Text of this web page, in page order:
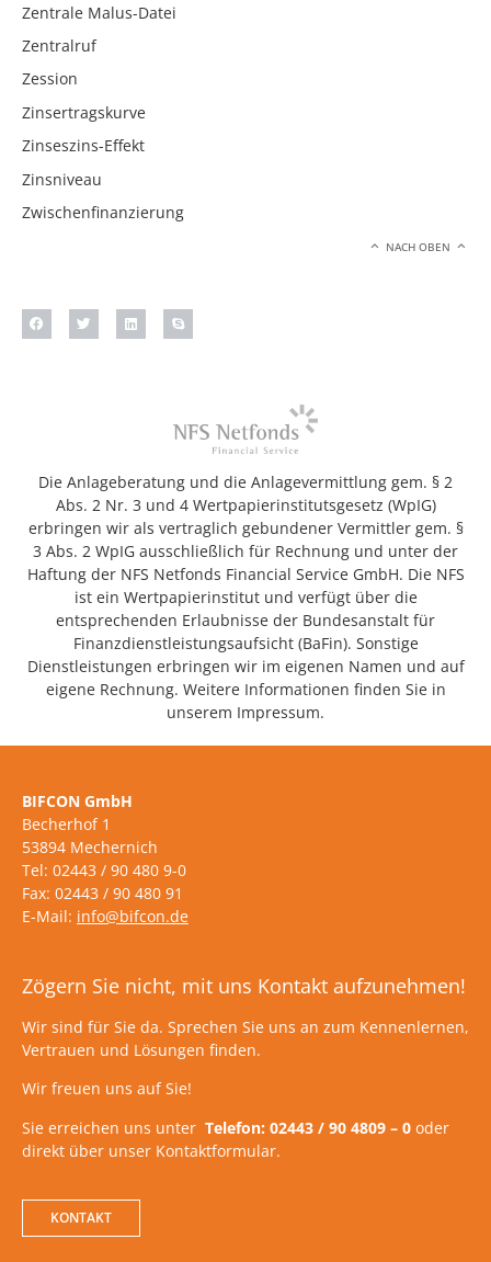
Zentrale Malus-Datei
Zentralruf
Zession
Zinsertragskurve
Zinseszins-Effekt
Zinsniveau
Zwischenfinanzierung
NACH OBEN
Die Anlageberatung und die Anlagevermittlung gem. § 2
Abs. 2 Nr. 3 und 4 Wertpapierinstitutsgesetz (WpIG)
erbringen wir als vertraglich gebundener Vermittler gem. §
3 Abs. 2 WpIG ausschließlich für Rechnung und unter der
Haftung der NFS Netfonds Financial Service GmbH. Die NFS
ist ein Wertpapierinstitut und verfügt über die
entsprechenden Erlaubnisse der Bundesanstalt für
Finanzdienstleistungsaufsicht (BaFin). Sonstige
Dienstleistungen erbringen wir im eigenen Namen und auf
eigene Rechnung. Weitere Informationen finden Sie in
unserem Impressum.
BIFCON GmbH
Becherhof 1
53894 Mechernich
Tel: 02443 / 90 480 9-0
Fax: 02443 / 90 480 91
E-Mail: info@bifcon.de
Zögern Sie nicht, mit uns Kontakt aufzunehmen!
Wir sind für Sie da. Sprechen Sie uns an zum Kennenlernen,
Vertrauen und Lösungen finden.
Wir freuen uns auf Sie!
Sie erreichen uns unter Telefon: 02443 / 90 4809 – 0 oder
direkt über unser Kontaktformular.
KONTAKT